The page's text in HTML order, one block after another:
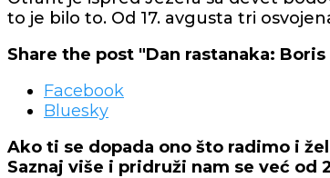
to je bilo to. Od 17. avgusta tri
Share the post "Dan rastanaka:
Facebook
Bluesky
Ako ti se dopada ono što radimo i
Saznaj više i pridruži nam se već od